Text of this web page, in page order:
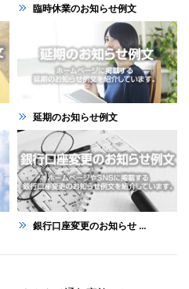
臨時休業のお知らせ例文
延期のお知らせ例文
銀行口座変更のお知らせ ...